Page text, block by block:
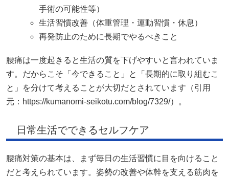
手術の可能性等）
生活習慣改善（体重管理・運動習慣・休息）
再発防止のために長期でやるべきこと
腰痛は一度起きると生活の質を下げやすいと言われていま
す。だからこそ「今できること」と「長期的に取り組むこ
と」を分けて考えることが大切だとされています（引用
元：https://kumanomi-seikotu.com/blog/7329/）。
日常生活でできるセルフケア
腰痛対策の基本は、まず毎日の生活習慣に目を向けること
だと考えられています。姿勢の改善や体幹を支える筋肉を